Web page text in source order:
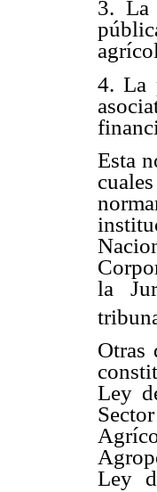
3. La
4. La
Esta
la
Otras
Ley
Ley